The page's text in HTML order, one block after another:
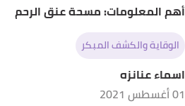
أهم المعلومات: مسحة عنق الرحم
الوقاية والكشف المبكر
اسماء عنانزه
01 أغسطس 2021